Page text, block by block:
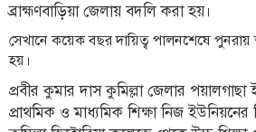
ধর্ম
শিশু-
কিশোর
ক্যাম্পাস
ব্রাহ্মণবাড়িয়া জেলায় বদলি করা হয়।
সেখানে কয়েক বছর দায়িত্ব পালনশেষে
হয়।
প্রবীর কুমার দাস কুমিল্লা জেলার পয়ালগাছা
প্রাথমিক ও মাধ্যমিক শিক্ষা নিজ